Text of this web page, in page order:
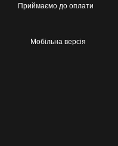
Приймаємо до оплати
Мобільна версія